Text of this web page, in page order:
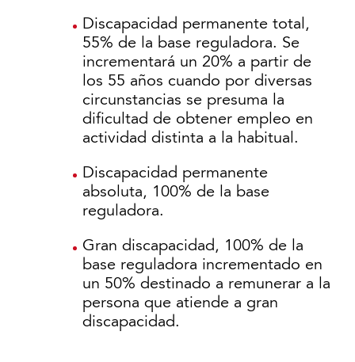
Discapacidad permanente total,
55% de la base reguladora. Se
incrementará un 20% a partir de
los 55 años cuando por diversas
circunstancias se presuma la
dificultad de obtener empleo en
actividad distinta a la habitual.
Discapacidad permanente
absoluta, 100% de la base
reguladora.
Gran discapacidad, 100% de la
base reguladora incrementado en
un 50% destinado a remunerar a la
persona que atiende a gran
discapacidad.